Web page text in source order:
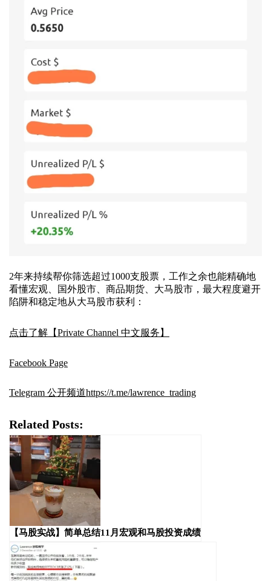
2年来持续帮你筛选超过1000支股票，工作之余也能精确地
看懂宏观、国外股市、商品期货、大马股市，最大程度避开
陷阱和稳定地从大马股市获利：
点击了解【Private Channel 中文服务】
Facebook Page
Telegram 公开频道https://t.me/lawrence_trading
Related Posts:
【马股实战】简单总结11月宏观和马股投资成绩